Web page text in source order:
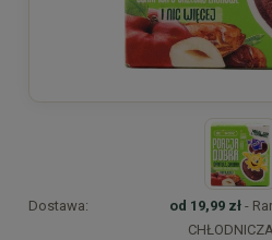
Dostawa: od 19,99 zł -